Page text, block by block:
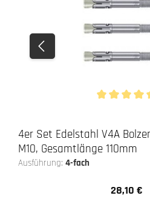
4er Set Edelstahl V4A
M10, Gesamtlänge 110mm
Ausführung:4-fach
Regulärer
28,10 €